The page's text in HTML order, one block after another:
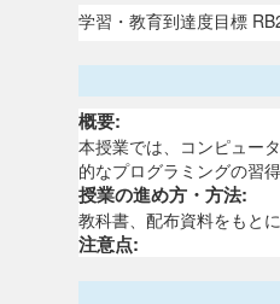
学習・教育到達度目標
概要:
本授業では、コンピュー
的なプログラミングの習
授業の進め方・方法:
教科書、配布資料をもと
注意点: